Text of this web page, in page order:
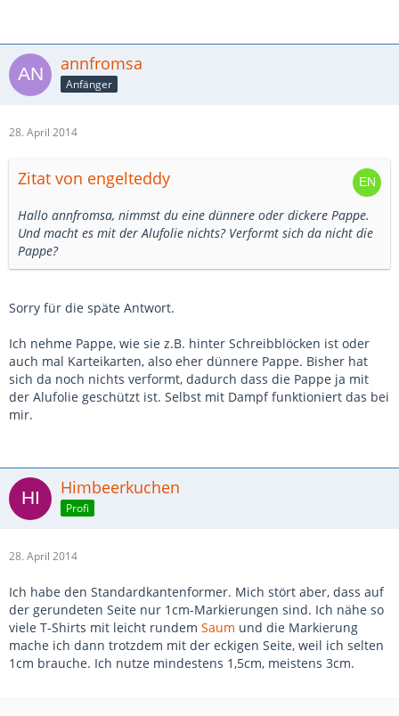
annfromsa
Anfänger
28. April 2014
Zitat von engelteddy
Hallo annfromsa, nimmst du eine dünnere oder dickere Pappe.
Und macht es mit der Alufolie nichts? Verformt sich da nicht die
Pappe?
Sorry für die späte Antwort.
Ich nehme Pappe, wie sie z.B. hinter Schreibblöcken ist oder
auch mal Karteikarten, also eher dünnere Pappe. Bisher hat
sich da noch nichts verformt, dadurch dass die Pappe ja mit
der Alufolie geschützt ist. Selbst mit Dampf funktioniert das bei
mir.
Himbeerkuchen
Profi
28. April 2014
Ich habe den Standardkantenformer. Mich stört aber, dass auf
der gerundeten Seite nur 1cm-Markierungen sind. Ich nähe so
viele T-Shirts mit leicht rundem Saum und die Markierung
mache ich dann trotzdem mit der eckigen Seite, weil ich selten
1cm brauche. Ich nutze mindestens 1,5cm, meistens 3cm.